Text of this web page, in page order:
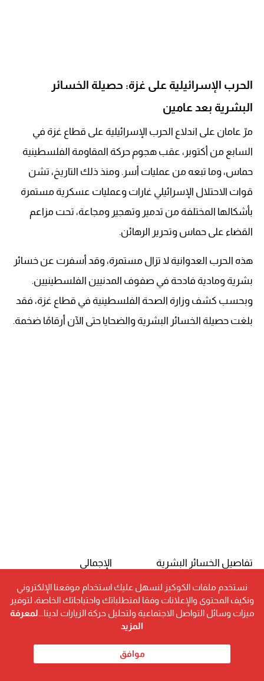
الحرب الإسرائيلية على غزة: حصيلة الخسائر
البشرية بعد عامين
مرّ عامان على اندلاع الحرب الإسرائيلية على قطاع غزة في
السابع من أكتوبر، عقب هجوم حركة المقاومة الفلسطينية
حماس، وما تبعه من عمليات أسر. ومنذ ذلك التاريخ، تشن
قوات الاحتلال الإسرائيلي غارات وعمليات عسكرية مستمرة
بأشكالها المختلفة من تدمير وتهجير ومجاعة، تحت مزاعم
القضاء على حماس وتحرير الرهائن.
هذه الحرب العدوانية لا تزال مستمرة، وقد أسفرت عن خسائر
بشرية ومادية فادحة في صفوف المدنيين الفلسطينيين.
وبحسب كشف وزارة الصحة الفلسطينية في قطاع غزة، فقد
بلغت حصيلة الخسائر البشرية والضحايا حتى الآن أرقامًا ضخمة.
تفاصيل الخسائر البشرية
الإجمالي
إجمالي عدد الشهداء والجرحى
236,953 شخصًا
إجمالي عدد الشهداء 67,173 شهيدًا
نستخدم ملفات الكوكيز لنسهل عليك استخدام موقعنا الإلكتروني
ونكيف المحتوى والإعلانات وفقا لمتطلباتك واحتياجاتك الخاصة، لتوفير
ميزات وسائل التواصل الاجتماعية ولتحليل حركة الزيارات لدينا... لمعرفة
المزيد
موافق